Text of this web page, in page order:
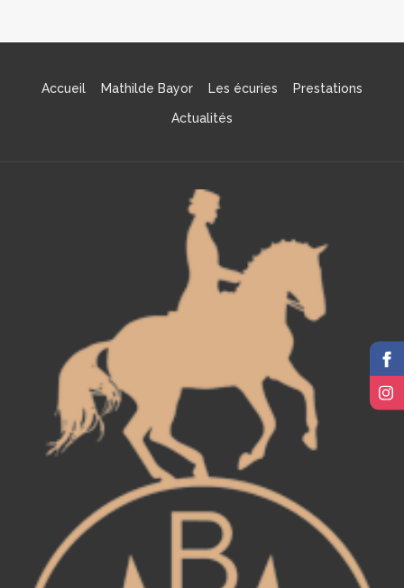
Accueil Mathilde Bayor Les écuries Prestations
Actualités